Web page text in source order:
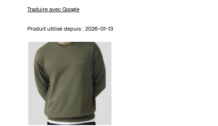
Traduire avec Google
Produit utilisé depuis : 2026-01-13